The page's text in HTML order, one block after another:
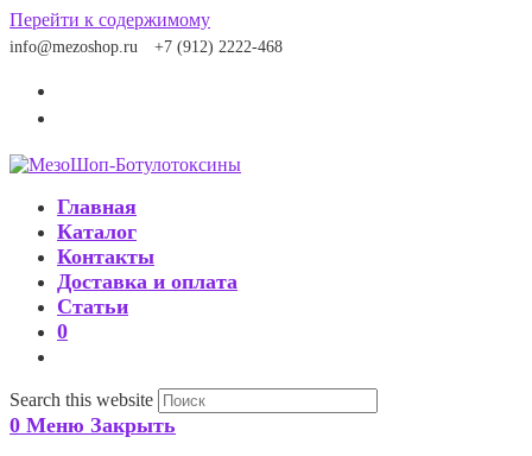
Перейти к содержимому
info@mezoshop.ru +7 (912) 2222-468
Главная
Каталог
Контакты
Доставка и оплата
Статьи
0
Search this website
0 Меню Закрыть